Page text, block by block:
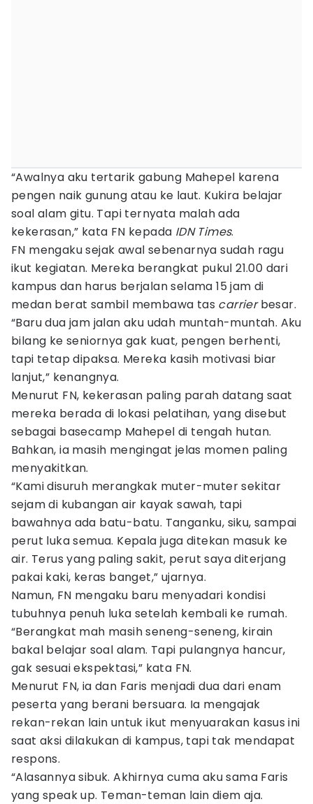
“Awalnya aku tertarik gabung Mahepel karena
pengen naik gunung atau ke laut. Kukira belajar
soal alam gitu. Tapi ternyata malah ada
kekerasan,” kata FN kepada IDN Times.
FN mengaku sejak awal sebenarnya sudah ragu
ikut kegiatan. Mereka berangkat pukul 21.00 dari
kampus dan harus berjalan selama 15 jam di
medan berat sambil membawa tas carrierbesar.
“Baru dua jam jalan aku udah muntah-muntah. Aku
bilang ke seniornya gak kuat, pengen berhenti,
tapi tetap dipaksa. Mereka kasih motivasi biar
lanjut,” kenangnya.
Menurut FN, kekerasan paling parah datang saat
mereka berada di lokasi pelatihan, yang disebut
sebagai basecamp Mahepel di tengah hutan.
Bahkan, ia masih mengingat jelas momen paling
menyakitkan.
“Kami disuruh merangkak muter-muter sekitar
sejam di kubangan air kayak sawah, tapi
bawahnya ada batu-batu. Tanganku, siku, sampai
perut luka semua. Kepala juga ditekan masuk ke
air. Terus yang paling sakit, perut saya diterjang
pakai kaki, keras banget,” ujarnya.
Namun, FN mengaku baru menyadari kondisi
tubuhnya penuh luka setelah kembali ke rumah.
“Berangkat mah masih seneng-seneng, kirain
bakal belajar soal alam. Tapi pulangnya hancur,
gak sesuai ekspektasi,” kata FN.
Menurut FN, ia dan Faris menjadi dua dari enam
peserta yang berani bersuara. Ia mengajak
rekan-rekan lain untuk ikut menyuarakan kasus ini
saat aksi dilakukan di kampus, tapi tak mendapat
respons.
“Alasannya sibuk. Akhirnya cuma aku sama Faris
yang speak up. Teman-teman lain diem aja.